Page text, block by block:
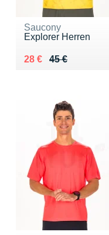
Saucony
Explorer Herren
45 €
Au lieu de 45 €
28 €
Vendu 28 €